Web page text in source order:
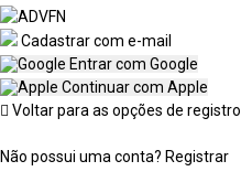
Cadastrar com e-mail
Entrar com Google
Continuar com Apple
Voltar para as opções de registro
Não possui uma conta? Registrar